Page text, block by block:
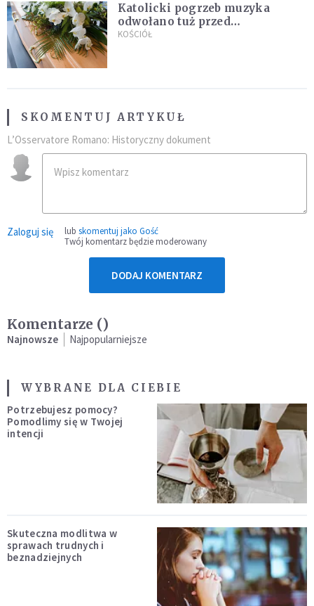
Katolicki pogrzeb muzyka
odwołano tuż przed
uroczystością. Powodem była
KOŚCIÓŁ
SKOMENTUJ ARTYKUŁ
L’Osservatore Romano: Historyczny dokument
Zaloguj się lub skomentuj jako Gość
Twój komentarz będzie moderowany
DODAJ KOMENTARZ
Komentarze ()
Najnowsze Najpopularniejsze
WYBRANE DLA CIEBIE
Potrzebujesz pomocy?
Pomodlimy się w Twojej
intencji
Skuteczna modlitwa w
sprawach trudnych i
beznadziejnych